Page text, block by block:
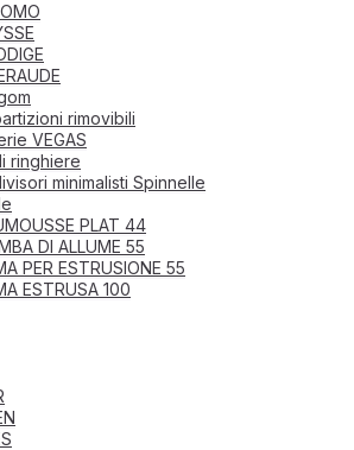
rimovibili
VEGAS
ringhiere
minimalisti Spinnelle
PLAT 44
DI ALLUME 55
PER ESTRUSIONE 55
ESTRUSA 100